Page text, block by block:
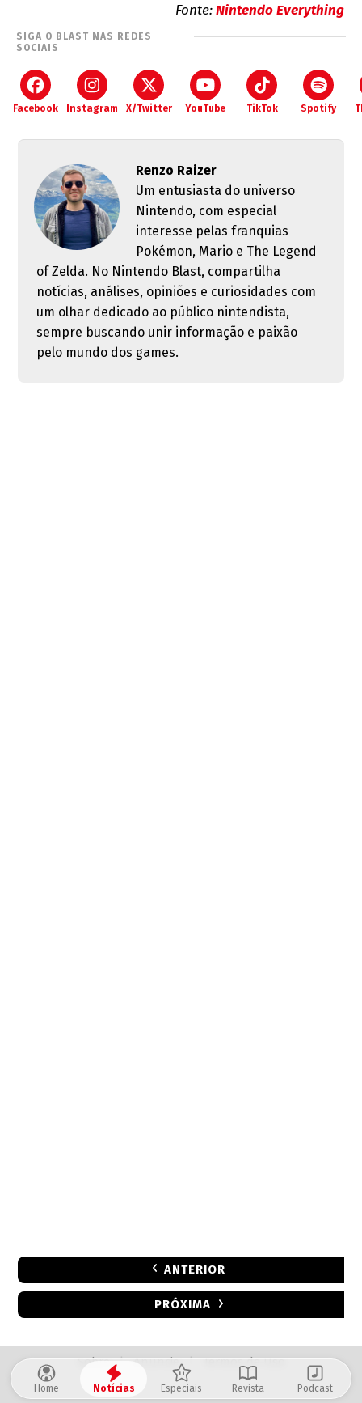
Fonte:Nintendo Everything
SIGA O BLAST NAS REDES
SOCIAIS
Facebook Instagram X/Twitter YouTube TikTok Spotify
Renzo Raizer
Um entusiasta do universo
Nintendo, com especial
interesse pelas franquias
Pokémon, Mario e The Legend
of Zelda. No Nintendo Blast, compartilha
notícias, análises, opiniões e curiosidades com
um olhar dedicado ao público nintendista,
sempre buscando unir informação e paixão
pelo mundo dos games.
ANTERIOR
PRÓXIMA
Sobre | Anuncie | Termos de Uso
Home Notícias Especiais Revista Podcast